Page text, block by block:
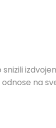
snizili
na